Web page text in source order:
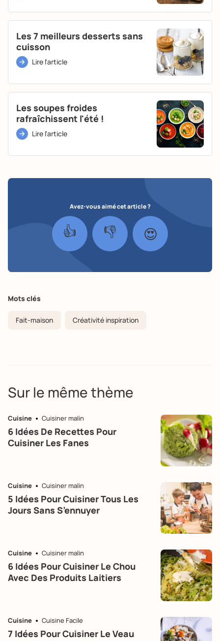
Les 7 meilleurs desserts sans
cuisson
Lire l'article
Les soupes froides
rafraîchissent l'été !
Lire l'article
Avez-vous aimé cet article ?
👍 👎 😍
Mots clés
Fait-maison Créativité inspiration
Sur le même thème
Cuisine Cuisiner malin
6 Idées De Recettes Pour
Cuisiner Les Fanes
Cuisine Cuisiner malin
5 Idées Pour Cuisiner Tous Les
Jours Sans S’ennuyer
Cuisine Cuisiner malin
6 Idées Pour Cuisiner Le Chou
Avec Des Produits Laitiers
Cuisine Cuisine Facile
7 Idées Pour Cuisiner Le Veau